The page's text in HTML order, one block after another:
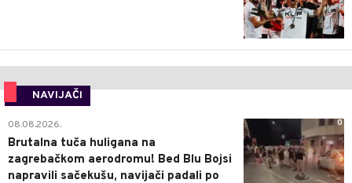
NAVIJAČI
0
08.08.2026.
Brutalna tuča huligana na
zagrebačkom aerodromu! Bed Blu Bojsi
napravili sačekušu, navijači padali po